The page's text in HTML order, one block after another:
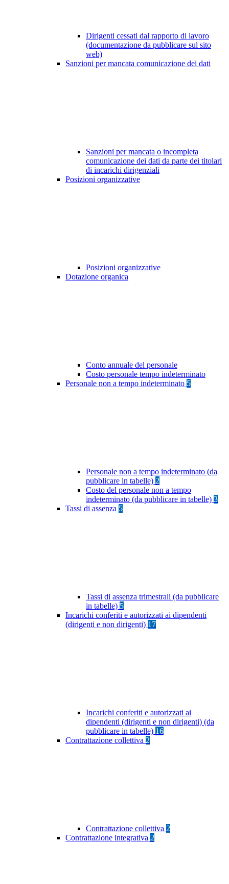
Dirigenti cessati dal rapporto di lavoro
(documentazione da pubblicare sul sito
web)
Sanzioni per mancata comunicazione dei dati
Sanzioni per mancata o incompleta
comunicazione dei dati da parte dei titolari
di incarichi dirigenziali
Posizioni organizzative
Posizioni organizzative
Dotazione organica
Conto annuale del personale
Costo personale tempo indeterminato
Personale non a tempo indeterminato 5
Personale non a tempo indeterminato (da
pubblicare in tabelle) 2
Costo del personale non a tempo
indeterminato (da pubblicare in tabelle) 3
Tassi di assenza 5
Tassi di assenza trimestrali (da pubblicare
in tabelle) 5
Incarichi conferiti e autorizzati ai dipendenti
(dirigenti e non dirigenti) 17
Incarichi conferiti e autorizzati ai
dipendenti (dirigenti e non dirigenti) (da
pubblicare in tabelle) 16
Contrattazione collettiva 2
Contrattazione collettiva 2
Contrattazione integrativa 2